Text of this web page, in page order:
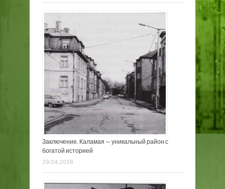
Заключение. Каламая — уникальный район с
богатой историей
29.04.2026